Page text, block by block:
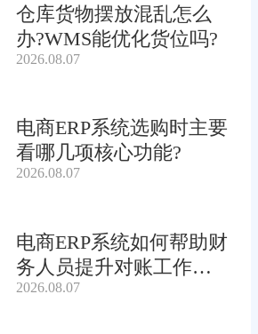
仓库货物摆放混乱怎么
办?WMS能优化货位吗?
2026.08.07
电商ERP系统选购时主要
看哪几项核心功能?
2026.08.07
电商ERP系统如何帮助财
务人员提升对账工作效
率?
2026.08.07